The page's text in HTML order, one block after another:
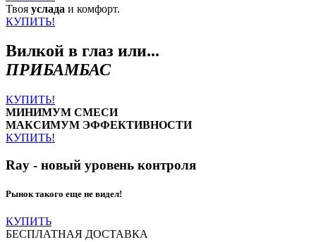
Твоя услада и комфорт.
КУПИТЬ!
Вилкой в глаз или...
ПРИБАМБАС
КУПИТЬ!
МИНИМУМ СМЕСИ
МАКСИМУМ ЭФФЕКТИВНОСТИ
КУПИТЬ!
Ray - новый уровень контроля
Рынок такого еще не видел!
КУПИТЬ
БЕСПЛАТНАЯ ДОСТАВКА